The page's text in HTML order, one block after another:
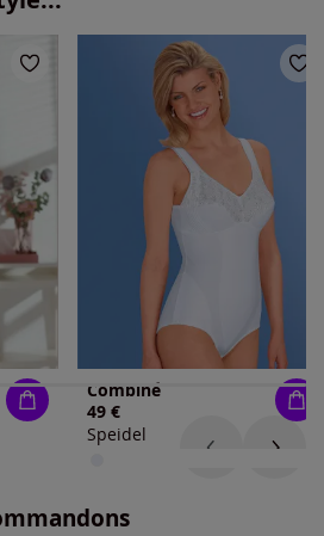
Combiné
49 €
Speidel